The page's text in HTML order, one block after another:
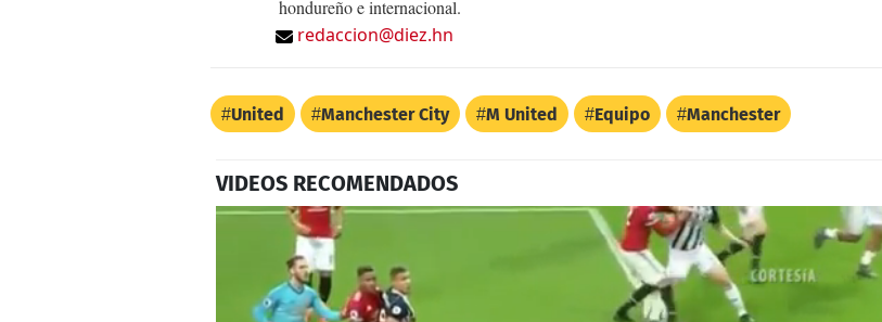
hondureño e internacional.
redaccion@diez.hn
United Manchester City M United Equipo Manchester
VIDEOS RECOMENDADOS